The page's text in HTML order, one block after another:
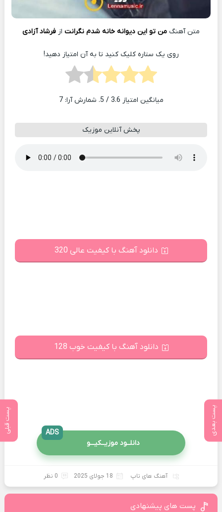
پست بعدی پست قبلی
متن آهنگ من تو این دیوانه خانه شدم نگرانت از فرشاد آزادی
روی یک ستاره کلیک کنید تا به آن امتیاز دهید!
میانگین امتیاز 3.6 / 5. شمارش آرا: 7
پخش آنلاین موزیک
دانلود آهنگ با کیفیت عالی 320
دانلود آهنگ با کیفیت خوب 128
دانلــود موزیــکیـــو
ADS
آهنگ های تاپ 18 جولای 2025 0 نظر
پست های پیشنهادی